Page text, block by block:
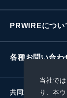
当社で
り、本
PRWIREについ
各種お問い合わ
共同通信社グルー